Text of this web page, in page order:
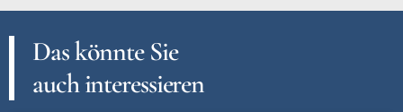
Das könnte Sie
auch interessieren